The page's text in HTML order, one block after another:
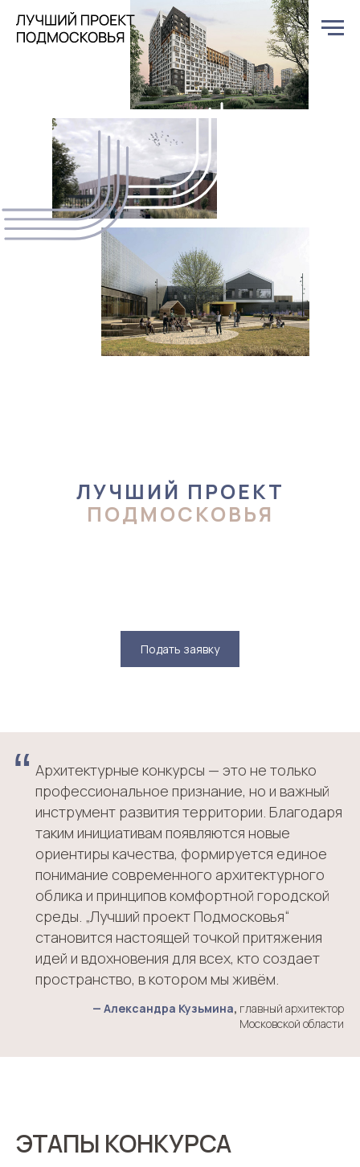
ЛУЧШИЙ ПРОЕКТ
ПОДМОСКОВЬЯ
Подать заявку
“ Архитектурные конкурсы — это не только
профессиональное признание, но и важный
инструмент развития территории. Благодаря
таким инициативам появляются новые
ориентиры качества, формируется единое
понимание современного архитектурного
облика и принципов комфортной городской
среды. „Лучший проект Подмосковья“
становится настоящей точкой притяжения
идей и вдохновения для всех, кто создает
пространство, в котором мы живём.
— Александра Кузьмина, главный архитектор
Московской области
ЭТАПЫ КОНКУРСА